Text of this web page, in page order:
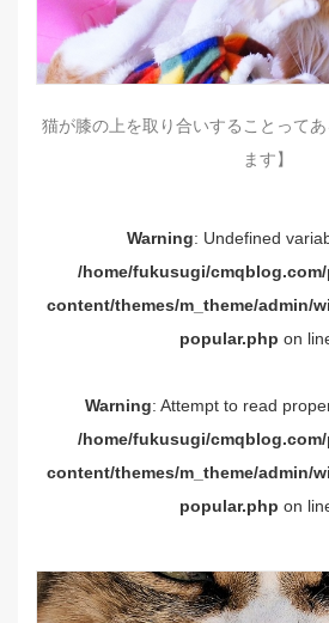
猫が膝の上を取り合いすることって
ます】
Warning: Undefined
/home/fukusugi/
content/themes/m_theme/admin/
popular.php on
Warning: Attempt to read
/home/fukusugi/
content/themes/m_theme/admin/
popular.php on